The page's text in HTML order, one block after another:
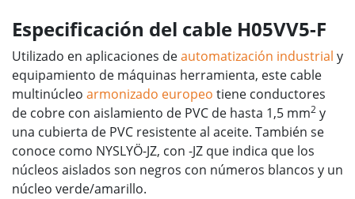
Especificación del cable H05VV5-F
Utilizado en aplicaciones deautomatización industrial y
equipamiento de máquinas herramienta, este cable
multinúcleo armonizado europeo tiene conductores
de cobre con aislamiento de PVC de hasta 1,5 mm2 y
una cubierta de PVC resistente al aceite. También se
conoce como NYSLYÖ-JZ, con -JZ que indica que los
núcleos aislados son negros con números blancos y un
núcleo verde/amarillo.